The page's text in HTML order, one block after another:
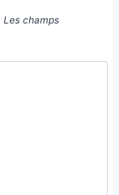
Les champs